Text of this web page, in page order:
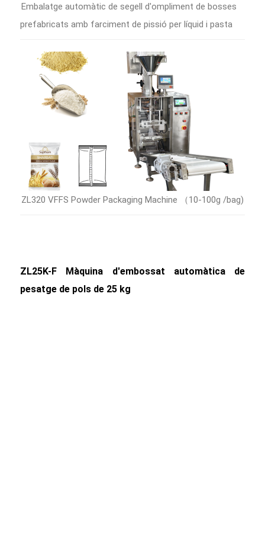
Embalatge automàtic de segell d'ompliment de bosses
prefabricats amb farciment de pissió per líquid i pasta
ZL320 VFFS Powder Packaging Machine （10-100g /bag)
ZL25K-F Màquina d'embossat automàtica de
pesatge de pols de 25 kg